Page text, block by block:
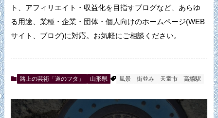
ト、アフィリエイト・収益化を目指すブログなど、あらゆ
る用途、業種・企業・団体・個人向けのホームページ(WEB
サイト、ブログ)に対応。お気軽にご相談ください。
路上の芸術「道のフタ」 山形県 風景 街並み 天童市 高擶駅